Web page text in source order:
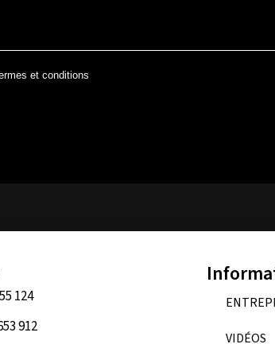
et conditions
124
912
VIDÉOS